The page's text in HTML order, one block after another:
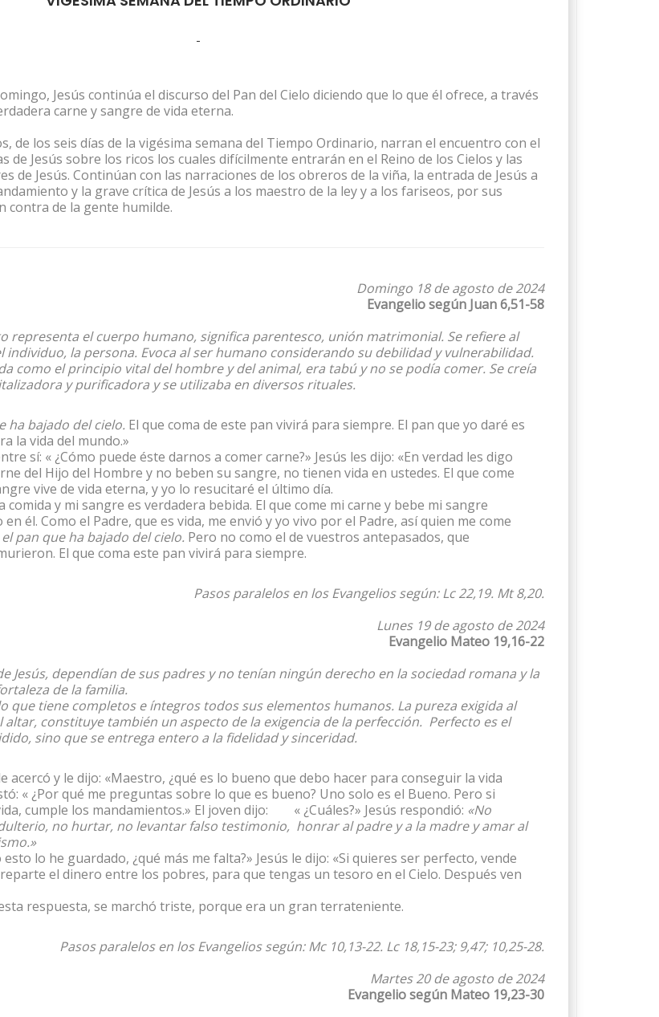
Jesús continúa el discurso del Pan del Cielo diciendo que lo que él ofrece, a través
carne y sangre de vida eterna.
de los seis días de la vigésima semana del Tiempo Ordinario, narran el encuentro con el
de Jesús sobre los ricos los cuales difícilmente entrarán en el Reino de los Cielos y las
de Jesús. Continúan con las narraciones de los obreros de la viña, la entrada de Jesús a
y la grave crítica de Jesús a los maestro de la ley y a los fariseos, por sus
contra de la gente humilde.
Domingo 18 de agosto de 2024
Evangelio según Juan 6,51-58
representa el cuerpo humano, significa parentesco, unión matrimonial. Se refiere al
individuo, la persona. Evoca al ser humano considerando su debilidad y vulnerabilidad.
como el principio vital del hombre y del animal, era tabú y no se podía comer. Se creía
y purificadora y se utilizaba en diversos rituales.
ha bajado del cielo. El que coma de este pan vivirá para siempre. El pan que yo daré es
la vida del mundo.»
sí: « ¿Cómo puede éste darnos a comer carne?» Jesús les dijo: «En verdad les digo
del Hijo del Hombre y no beben su sangre, no tienen vida en ustedes. El que come
vive de vida eterna, y yo lo resucitaré el último día.
comida y mi sangre es verdadera bebida. El que come mi carne y bebe mi sangre
él. Como el Padre, que es vida, me envió y yo vivo por el Padre, así quien me come
el pan que ha bajado del cielo. Pero no como el de vuestros antepasados, que
El que coma este pan vivirá para siempre.
Pasos paralelos en los Evangelios según: Lc 22,19. Mt 8,20.
Lunes 19 de agosto de 2024
Evangelio Mateo 19,16-22
Jesús, dependían de sus padres y no tenían ningún derecho en la sociedad romana y la
de la familia.
que tiene completos e íntegros todos sus elementos humanos. La pureza exigida al
altar, constituye también un aspecto de la exigencia de la perfección. Perfecto es el
sino que se entrega entero a la fidelidad y sinceridad.
acercó y le dijo: «Maestro, ¿qué es lo bueno que debo hacer para conseguir la vida
« ¿Por qué me preguntas sobre lo que es bueno? Uno solo es el Bueno. Pero si
cumple los mandamientos.» El joven dijo: « ¿Cuáles?» Jesús respondió: «No
no hurtar, no levantar falso testimonio, honrar al padre y a la madre y amar al
lo he guardado, ¿qué más me falta?» Jesús le dijo: «Si quieres ser perfecto, vende
el dinero entre los pobres, para que tengas un tesoro en el Cielo. Después ven
respuesta, se marchó triste, porque era un gran terrateniente.
Pasos paralelos en los Evangelios según: Mc 10,13-22. Lc 18,15-23; 9,47; 10,25-28.
Martes 20 de agosto de 2024
Evangelio según Mateo 19,23-30